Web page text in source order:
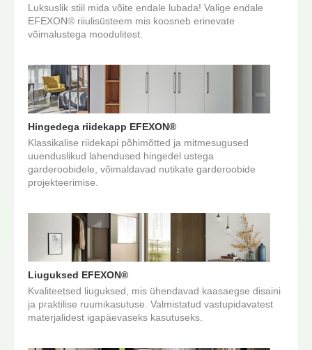
Luksuslik stiil mida võite endale lubada! Valige endale
EFEXON® riiulisüsteem mis koosneb erinevate
võimalustega moodulitest.
Hingedega riidekapp EFEXON®
Klassikalise riidekapi põhimõtted ja mitmesugused
uuenduslikud lahendused hingedel ustega
garderoobidele, võimaldavad nutikate garderoobide
projekteerimise.
Liuguksed EFEXON®
Kvaliteetsed liuguksed, mis ühendavad kaasaegse disaini
ja praktilise ruumikasutuse. Valmistatud vastupidavatest
materjalidest igapäevaseks kasutuseks.